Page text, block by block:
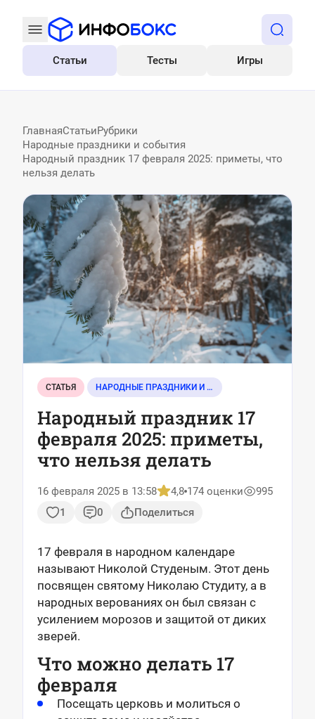
Все
Статьи Тесты Игры
ГлавнаяСтатьиРубрики
Народные праздники и события
Народный праздник 17 февраля 2025: приметы, что
нельзя делать
СТАТЬЯ НАРОДНЫЕ ПРАЗДНИКИ И СОБЫТИЯ
Народный праздник 17
февраля 2025: приметы,
что нельзя делать
16 февраля 2025 в 13:58 4,8 174 оценки
995
1
0 Поделиться
17 февраля в народном календаре
называют Николой Студеным. Этот день
посвящен святому Николаю Студиту, а в
народных верованиях он был связан с
усилением морозов и защитой от диких
зверей.
Что можно делать 17
февраля
Посещать церковь и молиться о